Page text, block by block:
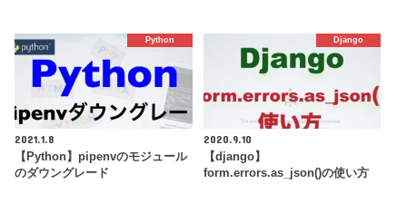
Python
2021.1.8
【Python】pipenvのモジュール
のダウングレード
Django
2020.9.10
【django】
form.errors.as_json()の使い方